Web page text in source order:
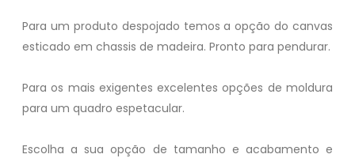
Para um produto despojado temos a opção do canvas
esticado em chassis de madeira. Pronto para pendurar.
Para os mais exigentes excelentes opções de moldura
para um quadro espetacular.
Escolha a sua opção de tamanho e acabamento e